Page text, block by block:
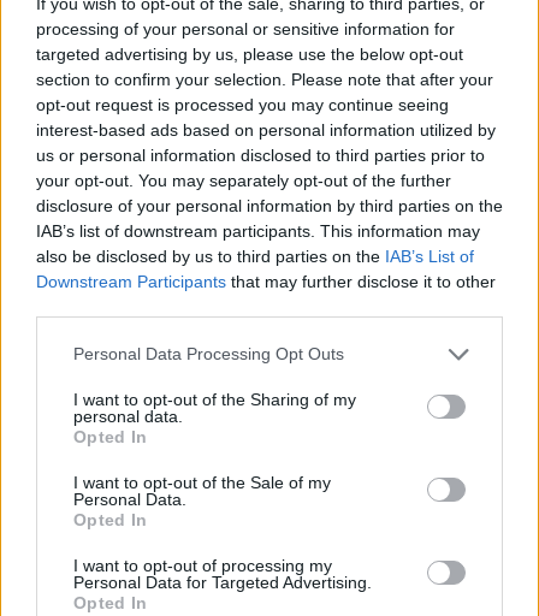
processing of your personal or sensitive information for
targeted advertising by us, please use the below opt-out
section to confirm your selection. Please note that after your
opt-out request is processed you may continue seeing
interest-based ads based on personal information utilized by
us or personal information disclosed to third parties prior to
your opt-out. You may separately opt-out of the further
disclosure of your personal information by third parties on the
IAB’s list of downstream participants. This information may
also be disclosed by us to third parties on the IAB’s List of
Downstream Participants that may further disclose it to other
Personal Data Processing Opt Outs
I want to opt-out of the Sharing of my
personal data.
Opted In
I want to opt-out of the Sale of my
Personal Data.
Opted In
I want to opt-out of processing my
Personal Data for Targeted Advertising.
Opted In
húsvéti hosszú hétvégén mindenki maradjon
otthon. Balatonfüreden csütörtök délben,
Visegrádon péntek reggel lépnek életbe új
rendelkezések.
Balatonfüreden csütörtök déltől vezetnek be
korlátozásokat - tájékoztatta Bóka István polgármester az
MTI-t. Lezárják a város 71-es főút alatti összes nagy
parkolóját. Nem lehet majd megállni a Huray utcai és a
Borsos Miklós utcai parkolóban, a két nagy strand
parkolójában és a Zákonyi úti mélygarázsban. Lezárják a
város két nagy strandját is: az Esterházy...
KEDVES OLVASÓNK!
tartozik, melynek olvasása előfizetéses
regisztrációhoz kötött.
Az előfizetés a következőket tartalmazza:
Portfolio.hu teljes cikkarchívum